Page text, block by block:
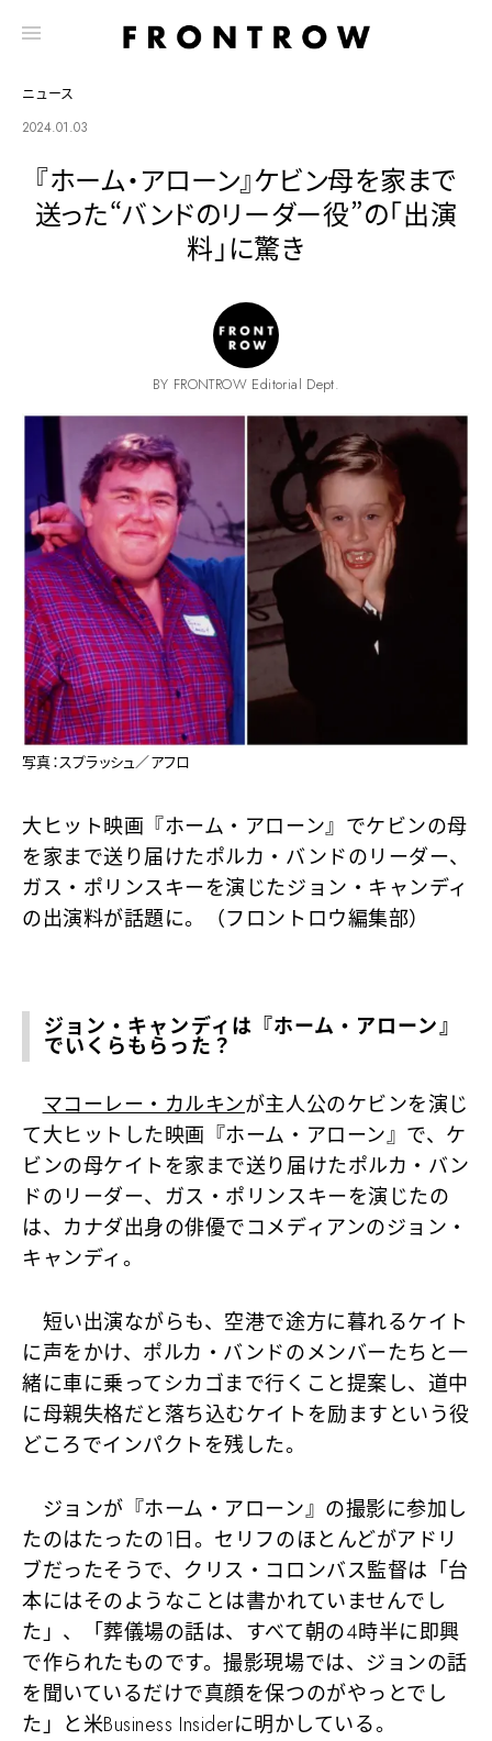
ニュース
2024.01.03
『ホーム・アローン』ケビン母を家まで
送った“バンドのリーダー役”の「出演
料」に驚き
BY FRONTROW Editorial Dept.
写真：スプラッシュ／アフロ
大ヒット映画『ホーム・アローン』でケビンの母
を家まで送り届けたポルカ・バンドのリーダー、
ガス・ポリンスキーを演じたジョン・キャンディ
の出演料が話題に。（フロントロウ編集部）
ジョン・キャンディは『ホーム・アローン』
でいくらもらった？
マコーレー・カルキンが主人公のケビンを演じ
て大ヒットした映画『ホーム・アローン』で、ケ
ビンの母ケイトを家まで送り届けたポルカ・バン
ドのリーダー、ガス・ポリンスキーを演じたの
は、カナダ出身の俳優でコメディアンのジョン・
キャンディ。
短い出演ながらも、空港で途方に暮れるケイト
に声をかけ、ポルカ・バンドのメンバーたちと一
緒に車に乗ってシカゴまで行くこと提案し、道中
に母親失格だと落ち込むケイトを励ますという役
どころでインパクトを残した。
ジョンが『ホーム・アローン』の撮影に参加し
たのはたったの1日。セリフのほとんどがアドリ
ブだったそうで、クリス・コロンバス監督は「台
本にはそのようなことは書かれていませんでし
た」、「葬儀場の話は、すべて朝の4時半に即興
で作られたものです。撮影現場では、ジョンの話
を聞いているだけで真顔を保つのがやっとでし
た」と米Business Insiderに明かしている。